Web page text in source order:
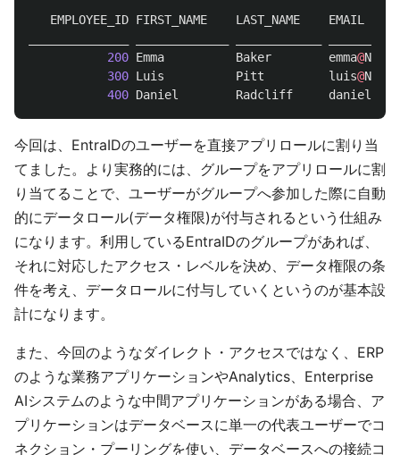
EMPLOYEE_ID FIRST_NAME LAST_NAME
EMAIL
200 Emma Baker emma@
300 Luis Pitt luis@
400 Daniel Radcliff daniel
今回は、EntraIDのユーザーを直接アプリロールに割り当
てました。より実務的には、グループをアプリロールに割
り当てることで、ユーザーがグループへ参加した際に自動
的にデータロール(データ権限)が付与されるという仕組み
になります。利用しているEntraIDのグループがあれば、
それに対応したアクセス・レベルを決め、データ権限の条
件を考え、データロールに付与していくというのが基本設
計になります。
また、今回のようなダイレクト・アクセスではなく、ERP
のような業務アプリケーションやAnalytics、Enterprise
AIシステムのような中間アプリケーションがある場合、ア
プリケーションはデータベースに単一の代表ユーザーでコ
ネクション・プーリングを使い、データベースへの接続コ